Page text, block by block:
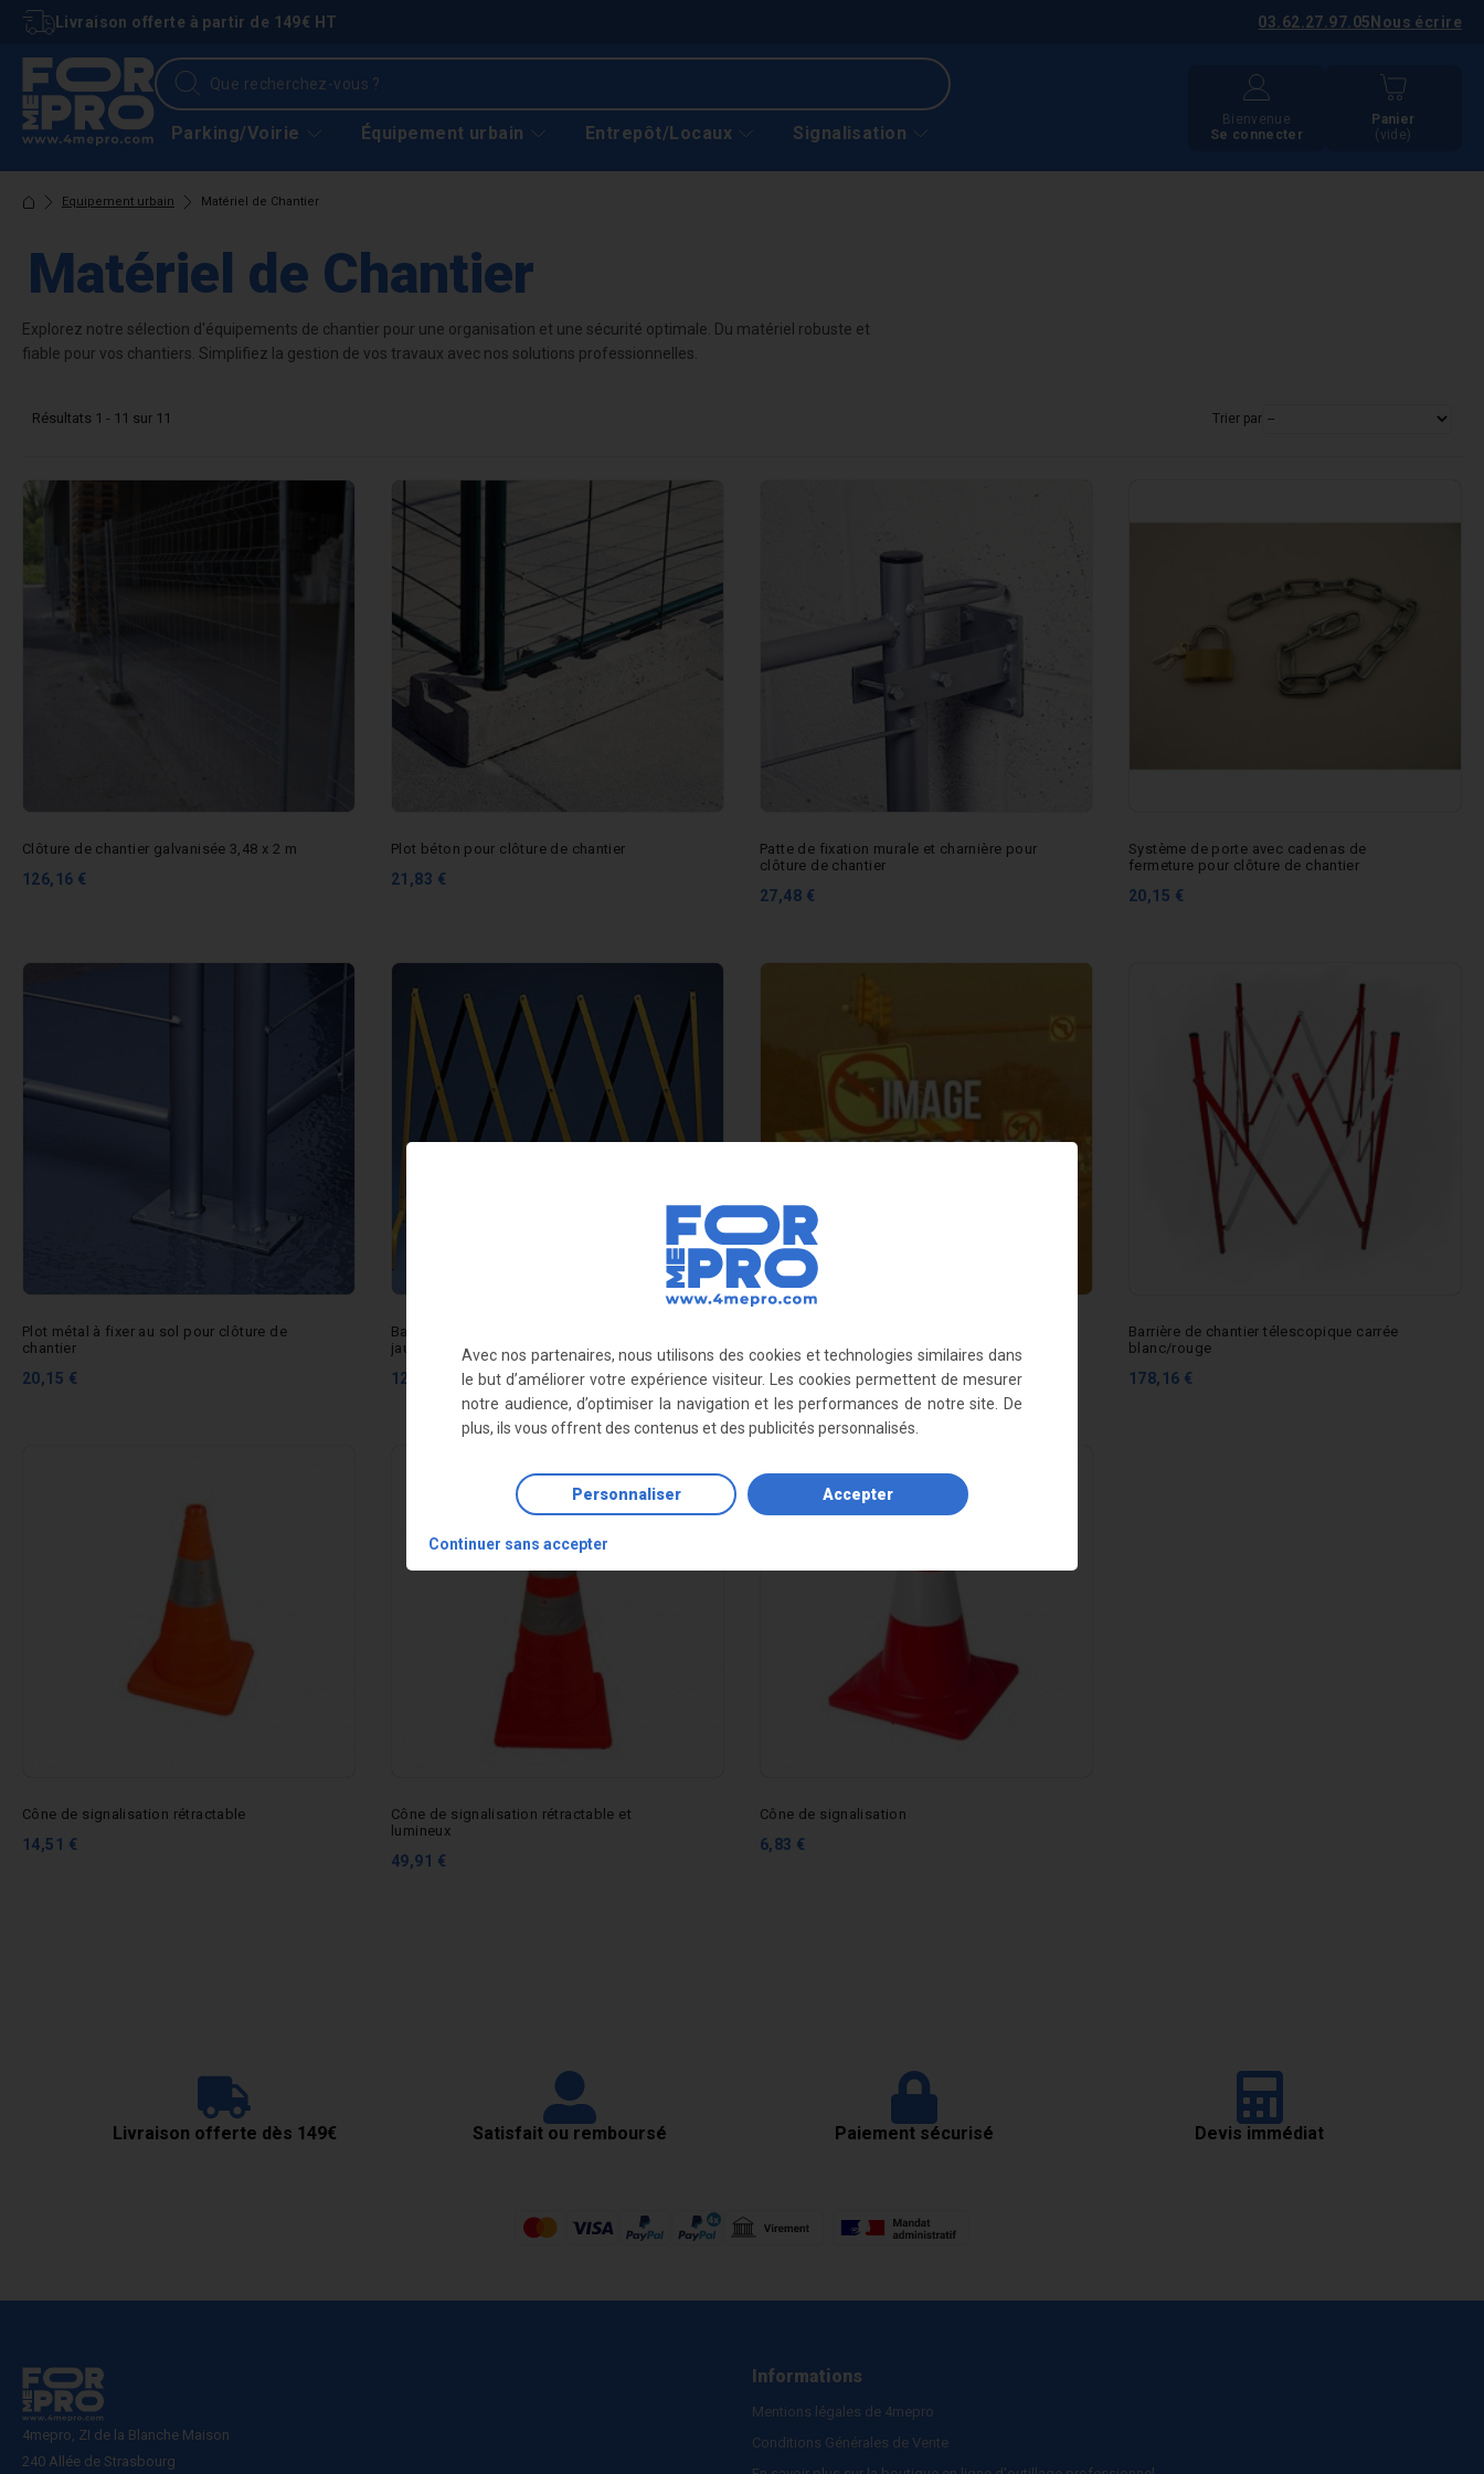
Livraison offerte à partir de 149€ HT 03.62.27.97.05 Nous écrire
Parking/Voirie Équipement urbain Entrepôt/Locaux Signalisation
Bienvenue
Se connecter
Panier
(vide)
Equipement urbain Matériel de Chantier
Matériel de Chantier
Explorez notre sélection d'équipements de chantier pour une organisation et une sécurité optimale. Du matériel robuste et
fiable pour vos chantiers. Simplifiez la gestion de vos travaux avec nos solutions professionnelles.
Résultats 1 - 11 sur 11 Trier par
Clôture de chantier galvanisée 3,48 x 2 m
126,16 €
Plot béton pour clôture de chantier
21,83 €
Patte de fixation murale et charnière pour
clôture de chantier
27,48 €
Système de porte avec cadenas de
fermeture pour clôture de chantier
20,15 €
Plot métal à fixer au sol pour clôture de
chantier
20,15 €
Barrière de chantier télescopique
jaune/noir
126,16 €
109,44 €
Barrière de chantier télescopique carrée
blanc/rouge
178,16 €
Cône de signalisation rétractable
14,51 €
Cône de signalisation rétractable et
lumineux
49,91 €
Cône de signalisation
6,83 €
Livraison offerte dès 149€ Satisfait ou remboursé Paiement sécurisé Devis immédiat
4mepro, ZI de la Blanche Maison
240 Allée de Strasbourg
Informations
Mentions légales de 4mepro
Conditions Générales de Vente
Avec nos partenaires, nous utilisons des cookies et technologies similaires dans
le but d’améliorer votre expérience visiteur. Les cookies permettent de mesurer
notre audience, d’optimiser la navigation et les performances de notre site. De
plus, ils vous offrent des contenus et des publicités personnalisés.
Personnaliser Accepter
Continuer sans accepter